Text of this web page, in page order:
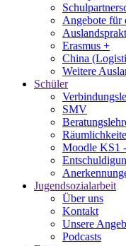
Angebote für
Erasmus +
China
Weitere
Schüler
SMV
Moodle KS1
Jugendsozialarbeit
Über uns
Kontakt
Unsere
Podcasts